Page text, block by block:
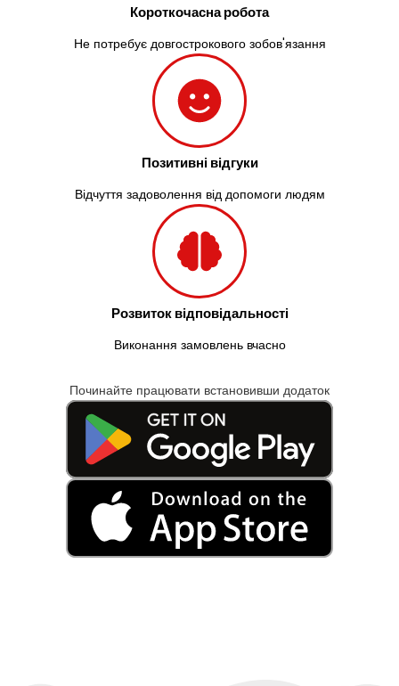
Короткочасна робота
Не потребує довгострокового зобов'язання
Позитивні відгуки
Відчуття задоволення від допомоги людям
Розвиток відповідальності
Виконання замовлень вчасно
Починайте працювати встановивши додаток